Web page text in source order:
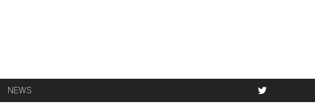
NEWS